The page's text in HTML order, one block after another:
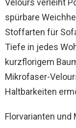
Velours verleiht
spürbare
Stoffarten für
Tiefe in jedes
kurzflorigem
Mikrofaser-
Haltbarkeiten
Florvarianten